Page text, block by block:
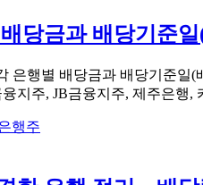
당금과 배당기준
은행별 배당금과 배당기준
지주, JB금융지주, 제주은행,